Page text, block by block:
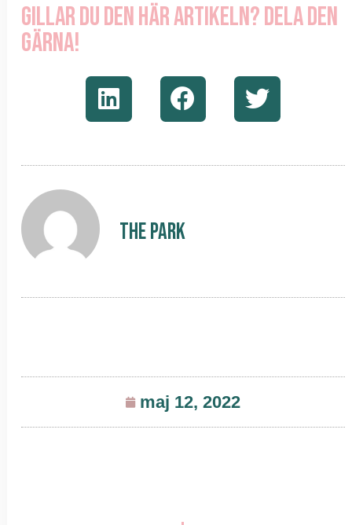
Gillar du den här artikeln? Dela den
gärna!
The Park
maj 12, 2022